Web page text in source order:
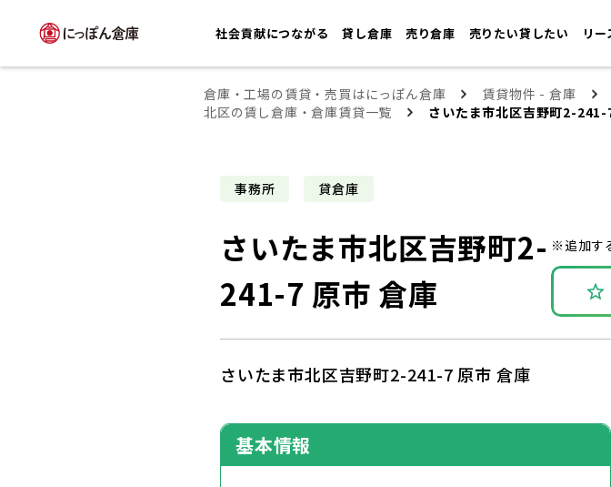
社会貢献につながる 貸し倉庫 売り倉庫 売りたい貸したい リ
倉庫・工場の賃貸・売買はにっぽん倉庫 賃貸物件 - 倉庫
北区の賃し倉庫・倉庫賃貸一覧
さいたま市北区吉野町2-241-
事務所 貸倉庫
さいたま市北区吉野町2-
241-7 原市 倉庫
※追加す
さいたま市北区吉野町2-241-7 原市 倉庫
基本情報